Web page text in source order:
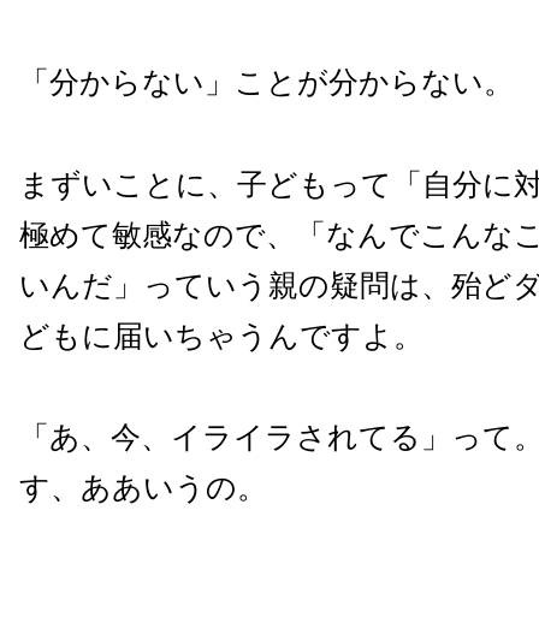
「分からない」ことが分からない。
まずいことに、子どもって「自分に
極めて敏感なので、「なんでこんな
いんだ」っていう親の疑問は、殆ど
どもに届いちゃうんですよ。
「あ、今、イライラされてる」って
す、ああいうの。